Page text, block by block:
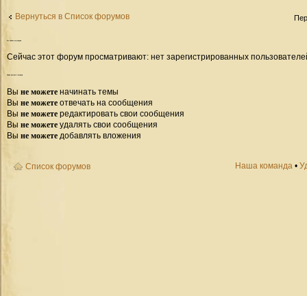
Вернуться в Список форумов
Кто сейчас на форуме
Сейчас этот форум просматривают: нет зарегистрированных
Права доступа к форуму
Вы не можете начинать темы
Вы не можете отвечать на сообщения
Вы не можете редактировать свои сообщения
Вы не можете удалять свои сообщения
Вы не можете добавлять вложения
Список форумов Наша команда •